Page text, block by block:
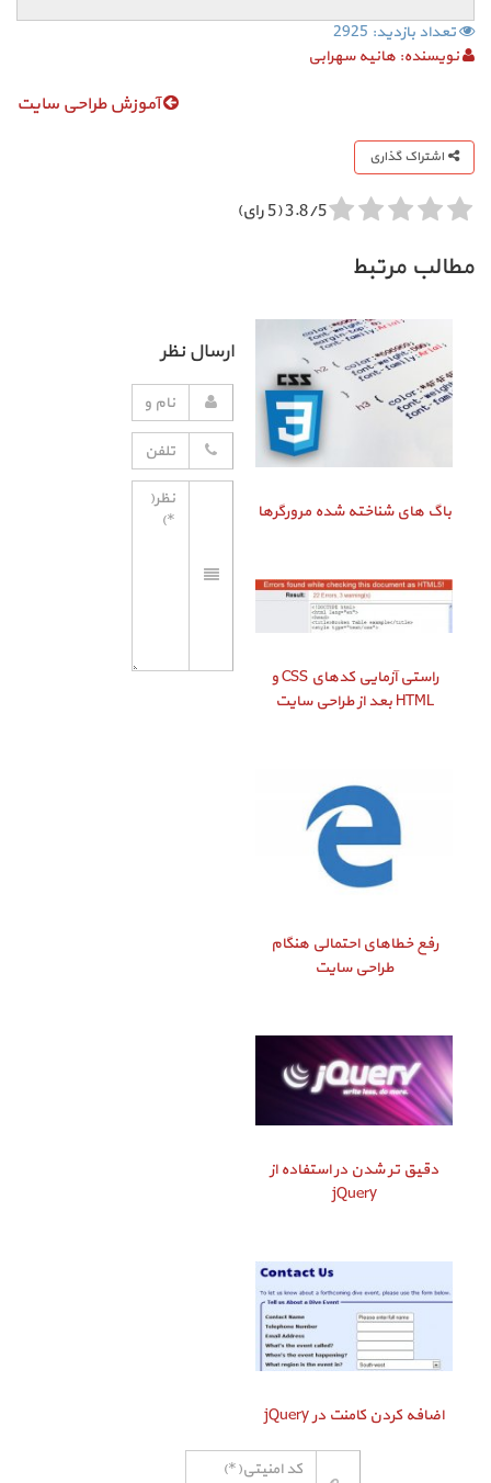
تعداد بازدید: 2925
نویسنده: هانیه سهرابی
آموزش طراحی سایت
اشتراک گذاری
3.8/5 (5 رای)
مطالب مرتبط
باگ‌ های شناخته شده مرورگرها
راستی‌ آزمایی کدهای CSS و
HTML بعد از طراحی سایت
رفع خطاهای احتمالی هنگام
طراحی سایت
دقیق‌ تر شدن در استفاده از
jQuery
اضافه کردن کامنت در jQuery
ارسال نظر